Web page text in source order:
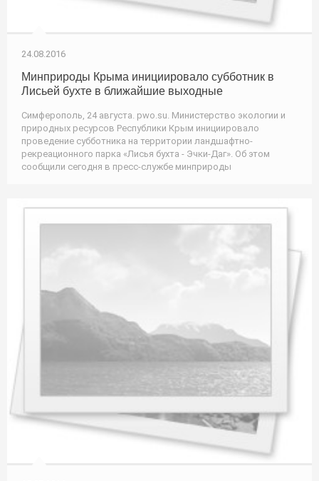
24.08.2016
Минприроды Крыма инициировало субботник в
Лисьей бухте в ближайшие выходные
Симферополь, 24 августа. pwo.su. Министерство экологии и
природных ресурсов Республики Крым инициировало
проведение субботника на территории ландшафтно-
рекреационного парка «Лисья бухта - Эчки-Даг». Об этом
сообщили сегодня в пресс-службе минприроды